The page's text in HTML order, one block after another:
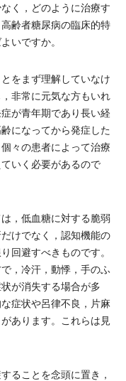
く，どのように治療す
齢者糖尿病の臨床的特
いですか。
をまず理解していなけ
非常に元気な方もいれ
が青年期であり長い経
になってから発症した
々の患者によって治療
いく必要があるので
，低血糖に対する脆弱
けでなく，認知機能の
回避すべきものです。
，冷汗，動悸，手のふ
が消失する場合が多
症状や呂律不良，片麻
あります。これらは見
ることを念頭に置き，